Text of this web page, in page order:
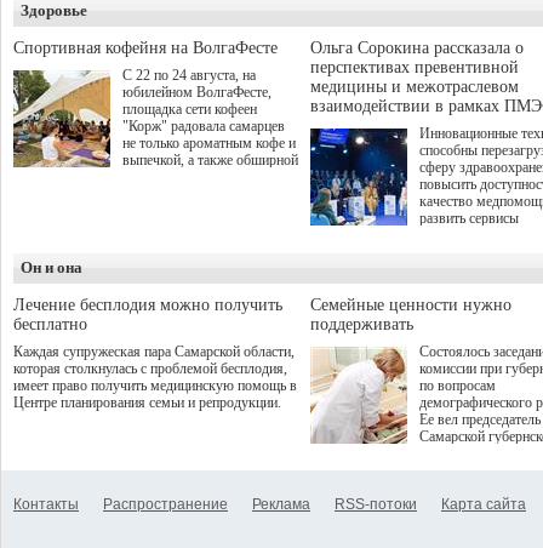
а сам он
Здоровье
Спортивная кофейня на ВолгаФесте
С 22 по 24 августа, на
юбилейном ВолгаФесте,
площадка сети кофеен
"Корж" радовала самарцев
не только ароматным кофе и
выпечкой, а также обширной
Ольга Сорокина рассказала о
перспективах превентивной
медицины и межотраслевом
взаимодействии в рамках
Инновационные
способны
сферу
повысить
качество
развить сервисы
определенными
К ним можно
возникающие при
данными
более динамичного
проникновения
сегмент
отраслевое
рассказала Ольга
Он и она
Лечение бесплодия можно получить
бесплатно
Каждая супружеская пара Самарской области,
которая столкнулась с проблемой бесплодия,
имеет право получить медицинскую помощь в
Центре планирования семьи и репродукции.
Семейные ценности нужно
поддерживать
Состоялось
комиссии при
по вопросам
демографического
Ее вел председатель
Самарской
Контакты Распространение Реклама RSS-потоки Карта сайта